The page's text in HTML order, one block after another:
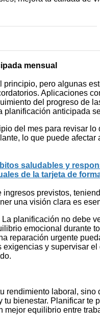
mensual
pero algunas
Aplicaciones
del progreso de
anticipada
del mes para revisar
lo que puede afectar
saludables y
de la tarjeta de
previstos,
una visión clara es
planificación no
emocional durante
reparación urgente
y supervisar
rendimiento laboral,
bienestar. Planificar
equilibrio entre